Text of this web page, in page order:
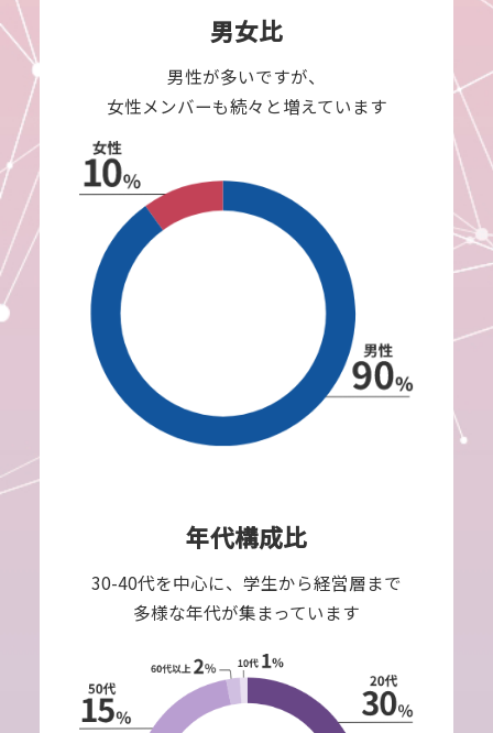
男女比
男性が多いですが、
女性メンバーも続々と増えています
年代構成比
30-40代を中心に、学生から経営層まで
多様な年代が集まっています